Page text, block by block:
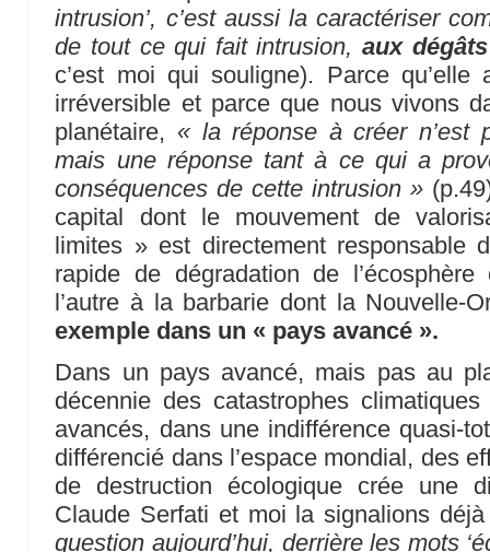
intrusion’, c’est aussi la caractériser
de tout ce qui fait intrusion,aux
c’est moi qui souligne). Parce
irréversible et parce que nous vivons
planétaire, « la réponse à créer n’est
mais une réponse tant à ce qui a
conséquences de cette intrusion »
capital dont le mouvement de
limites » est directement responsable
rapide de dégradation de
l’autre à la barbarie dont la Nouvelle-
exemple dans un « pays avancé ».
Dans un pays avancé, mais pas au
décennie des catastrophes
avancés, dans une indifférence quasi-
différencié dans l’espace mondial, des
de destruction écologique crée une
Claude Serfati et moi la signalions
question aujourd’hui, derrière les mots